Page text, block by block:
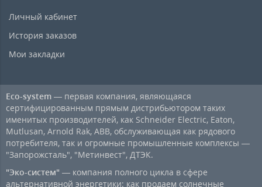
Личный кабинет
История заказов
Мои закладки
Eco-system — первая компания, являющаяся
сертифицированным прямым дистрибьютором таких
именитых производителей, как Schneider Electric, Eaton,
Mutlusan, Arnold Rak, ABB, обслуживающая как рядового
потребителя, так и огромные промышленные комплексы —
"Запорожсталь", "Метинвест", ДТЭК.
"Эко-систем" — компания полного цикла в сфере
альтернативной энергетики: как продаем солнечные